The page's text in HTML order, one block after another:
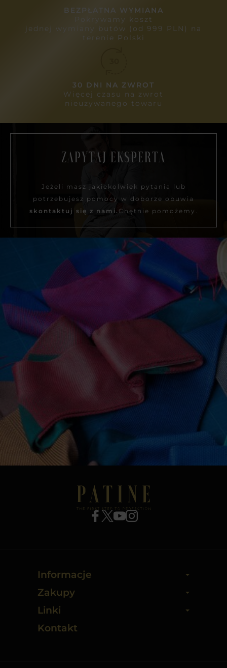
BEZPŁATNA WYMIANA
Pokrywamy koszt
jednej wymiany butów (od 999 PLN) na
terenie Polski
30 DNI NA ZWROT
Więcej czasu na zwrot
nieużywanego towaru
ZAPYTAJ EKSPERTA
Jeżeli masz jakiekolwiek pytania lub
potrzebujesz pomocy w doborze obuwia
skontaktuj się z nami. Chętnie pomożemy.
Informacje
Zakupy
Linki
Kontakt